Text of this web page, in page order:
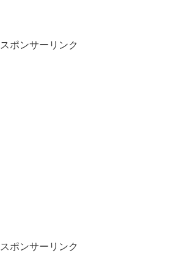
まで無事に走り抜けていただければそれ
だけで本望です・・・。
スポンサーリンク
スポンサーリンク